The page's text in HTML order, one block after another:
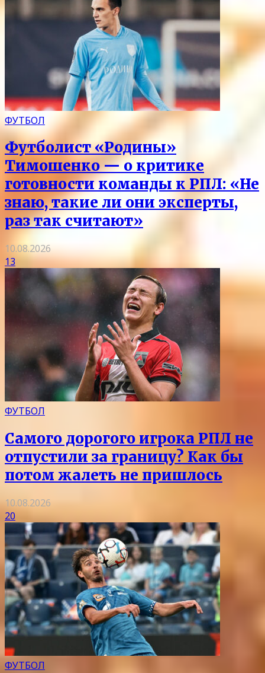
ФУТБОЛ
Футболист «Родины»
Тимошенко — о критике
готовности команды к РПЛ: «Не
знаю, такие ли они эксперты,
раз так считают»
10.08.2026
13
ФУТБОЛ
Самого дорогого игрока РПЛ не
отпустили за границу? Как бы
потом жалеть не пришлось
10.08.2026
20
ФУТБОЛ